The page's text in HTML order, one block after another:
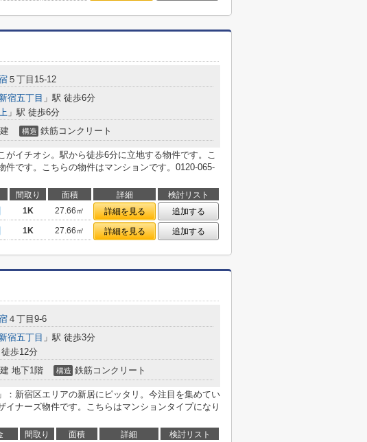
５丁目15-12
宿五丁目 」駅 徒歩6分
」駅 徒歩6分
構造 鉄筋コンクリート
がイチオシ。駅から徒歩6分に立地する物件です。こ
件です。こちらの物件はマンションです。0120-065-
間取り 面積 詳細
検討リスト
1K 27.66㎡ 詳細を見る
追加する
1K 27.66㎡ 詳細を見る 追加する
４丁目9-6
宿五丁目 」駅 徒歩3分
徒歩12分
地下1階 構造 鉄筋コンクリート
：新宿区エリアの新居にピッタリ。今注目を集めてい
イナーズ物件です。こちらはマンションタイプになり
間取り 面積 詳細
検討リスト